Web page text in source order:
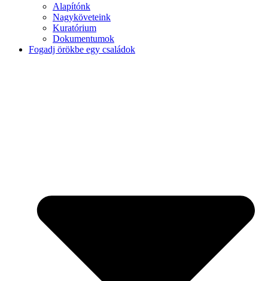
Alapítónk
Nagyköveteink
Kuratórium
Dokumentumok
Fogadj örökbe egy családok